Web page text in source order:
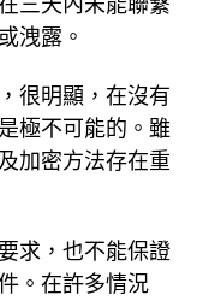
洩露。
很明顯，在沒有
極不可能的。雖
加密方法存在重
求，也不能保證
。在許多情況